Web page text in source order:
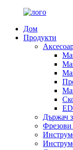
Дом
Продукти
Държач
Фрезови